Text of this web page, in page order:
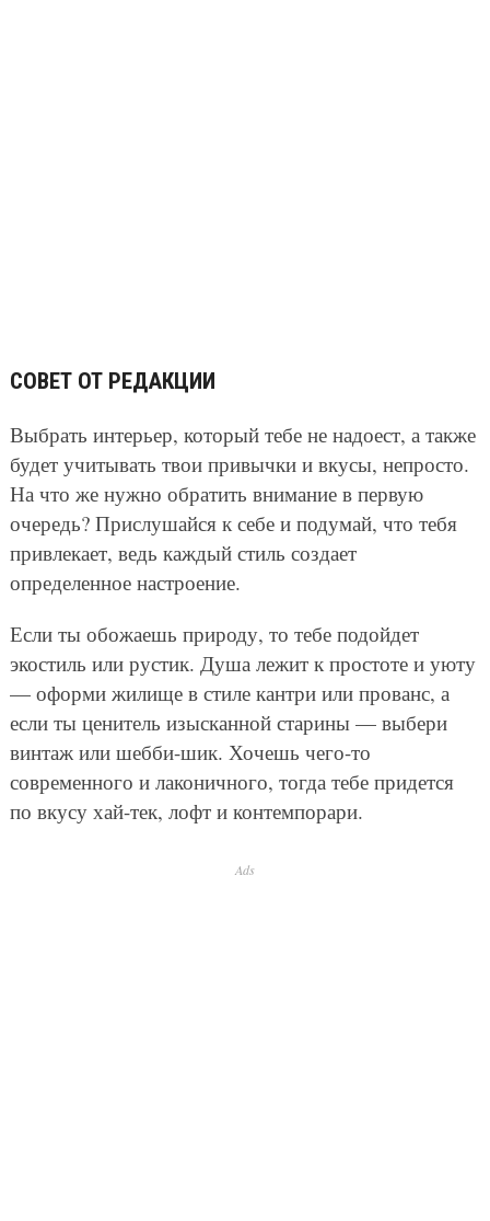
СОВЕТ ОТ РЕДАКЦИИ
Выбрать интерьер, который тебе не надоест, а также
будет учитывать твои привычки и вкусы, непросто.
На что же нужно обратить внимание в первую
очередь? Прислушайся к себе и подумай, что тебя
привлекает, ведь каждый стиль создает
определенное настроение.
Если ты обожаешь природу, то тебе подойдет
экостиль или рустик. Душа лежит к простоте и уюту
— оформи жилище в стиле кантри или прованс, а
если ты ценитель изысканной старины — выбери
винтаж или шебби-шик. Хочешь чего-то
современного и лаконичного, тогда тебе придется
по вкусу хай-тек, лофт и контемпорари.
Ads